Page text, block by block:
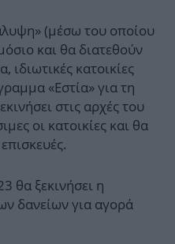
(μέσω του οποίου
και θα διατεθούν
ιδιωτικές κατοικίες
«Εστία» για τη
στις αρχές του
οι κατοικίες και θα
θα ξεκινήσει η
δανείων για αγορά